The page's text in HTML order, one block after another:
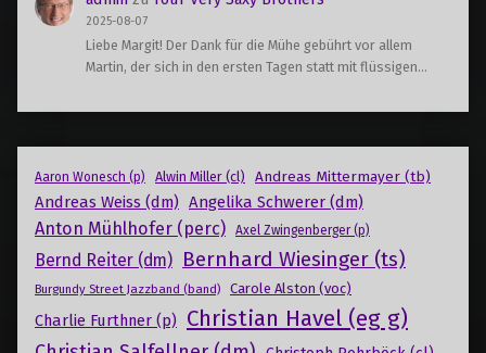
2025-08-07
Liebe Margit! Der Dank für die Mühe gebührt vor allem
Martin, der sich in den ersten Tagen statt mit flüssigen…
Aaron Wonesch (p) Alwin Miller (cl) Andreas Mittermayer (tb)
Andreas Weiss (dm) Angelika Schwerer (dm)
Anton Mühlhofer (perc) Axel Zwingenberger (p)
Bernd Reiter (dm) Bernhard Wiesinger (ts)
Burgundy Street Jazzband (band) Carole Alston (voc)
Charlie Furthner (p) Christian Havel (eg g)